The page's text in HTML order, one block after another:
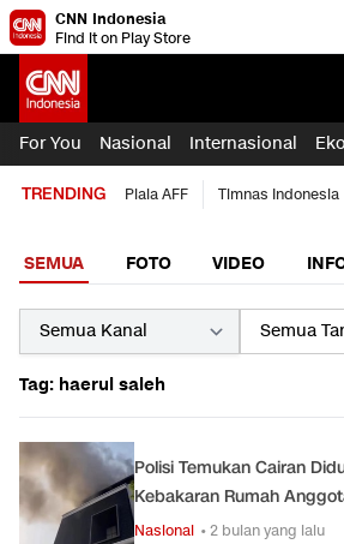
CNN Indonesia
Find it on Play Store
For You Nasional Internasional
TRENDING Piala AFF Timnas Indonesia
SEMUA FOTO VIDEO
Tag: haerul saleh
Polisi Temukan Cairan
Kebakaran Rumah
Nasional • 2 bulan yang lalu